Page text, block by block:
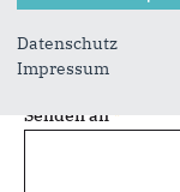
Senden an *
Datenschutz
Impressum